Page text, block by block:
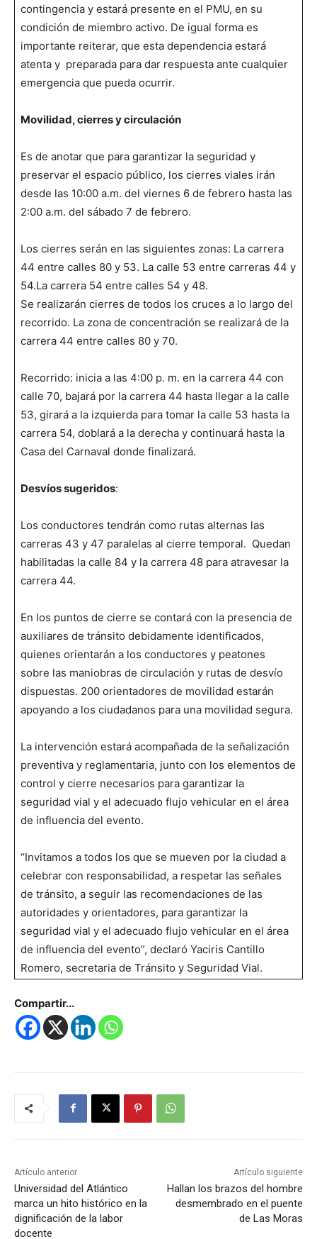
contingencia y estará presente en el PMU, en su
condición de miembro activo. De igual forma es
importante reiterar, que esta dependencia estará
atenta y preparada para dar respuesta ante cualquier
emergencia que pueda ocurrir.
Movilidad, cierres y circulación
Es de anotar que para garantizar la seguridad y
preservar el espacio público, los cierres viales irán
desde las 10:00 a.m. del viernes 6 de febrero hasta las
2:00 a.m. del sábado 7 de febrero.
Los cierres serán en las siguientes zonas: La carrera
44 entre calles 80 y 53. La calle 53 entre carreras 44 y
54.La carrera 54 entre calles 54 y 48.
Se realizarán cierres de todos los cruces a lo largo del
recorrido. La zona de concentración se realizará de la
carrera 44 entre calles 80 y 70.
Recorrido: inicia a las 4:00 p. m. en la carrera 44 con
calle 70, bajará por la carrera 44 hasta llegar a la calle
53, girará a la izquierda para tomar la calle 53 hasta la
carrera 54, doblará a la derecha y continuará hasta la
Casa del Carnaval donde finalizará.
Desvíos sugeridos:
Los conductores tendrán como rutas alternas las
carreras 43 y 47 paralelas al cierre temporal. Quedan
habilitadas la calle 84 y la carrera 48 para atravesar la
carrera 44.
En los puntos de cierre se contará con la presencia de
auxiliares de tránsito debidamente identificados,
quienes orientarán a los conductores y peatones
sobre las maniobras de circulación y rutas de desvío
dispuestas. 200 orientadores de movilidad estarán
apoyando a los ciudadanos para una movilidad segura.
La intervención estará acompañada de la señalización
preventiva y reglamentaria, junto con los elementos de
control y cierre necesarios para garantizar la
seguridad vial y el adecuado flujo vehicular en el área
de influencia del evento.
“Invitamos a todos los que se mueven por la ciudad a
celebrar con responsabilidad, a respetar las señales
de tránsito, a seguir las recomendaciones de las
autoridades y orientadores, para garantizar la
seguridad vial y el adecuado flujo vehicular en el área
de influencia del evento”, declaró Yaciris Cantillo
Romero, secretaria de Tránsito y Seguridad Vial.
Compartir...
Artículo anterior
Universidad del Atlántico
marca un hito histórico en la
dignificación de la labor
docente
Artículo siguiente
Hallan los brazos del hombre
desmembrado en el puente
de Las Moras